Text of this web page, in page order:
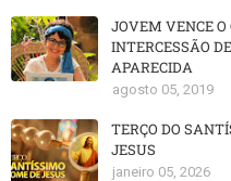
JOVEM VENCE O
INTERCESSÃO
APARECIDA
agosto 05, 2019
TERÇO DO
JESUS
janeiro 05, 2026